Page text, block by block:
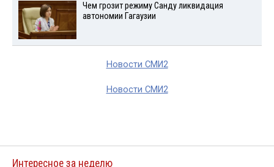
Чем грозит режиму Санду ликвидация
автономии Гагаузии
Новости СМИ2
Новости СМИ2
Интересное за неделю